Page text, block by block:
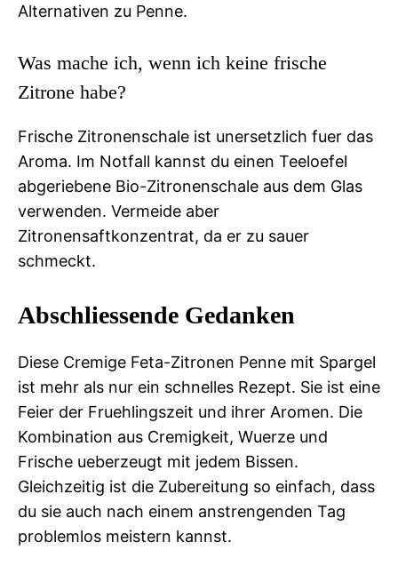
Alternativen zu Penne.
Was mache ich, wenn ich keine frische
Zitrone habe?
Frische Zitronenschale ist unersetzlich fuer das
Aroma. Im Notfall kannst du einen Teeloefel
abgeriebene Bio-Zitronenschale aus dem Glas
verwenden. Vermeide aber
Zitronensaftkonzentrat, da er zu sauer
schmeckt.
Abschliessende Gedanken
Diese Cremige Feta-Zitronen Penne mit Spargel
ist mehr als nur ein schnelles Rezept. Sie ist eine
Feier der Fruehlingszeit und ihrer Aromen. Die
Kombination aus Cremigkeit, Wuerze und
Frische ueberzeugt mit jedem Bissen.
Gleichzeitig ist die Zubereitung so einfach, dass
du sie auch nach einem anstrengenden Tag
problemlos meistern kannst.